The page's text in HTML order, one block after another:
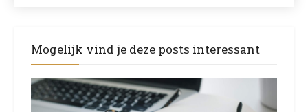
Mogelijk vind je deze posts interessant